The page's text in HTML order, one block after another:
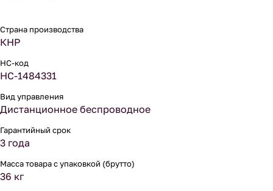
Страна производства
КНР
НС-код
НС-1484331
Вид управления
Дистанционное беспроводное
Гарантийный срок
3 года
Масса товара с упаковкой (брутто)
36 кг